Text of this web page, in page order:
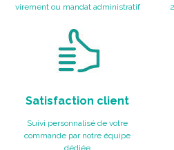
virement ou mandat administratif
Satisfaction client
Suivi personnalisé de votre
commande par notre équipe
dédiée